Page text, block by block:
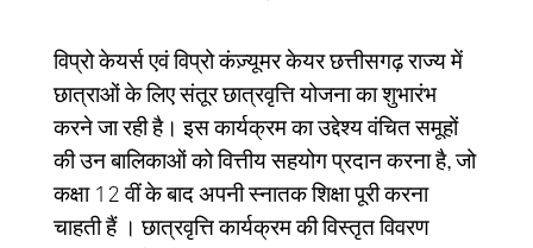
विप्रो केयर्स एवं विप्रो कंज़्यूमर केयर छत्तीसगढ़ राज्य में
छात्राओं के लिए संतूर छात्रवृत्ति योजना का शुभारंभ
करने जा रही है। इस कार्यक्रम का उद्देश्य वंचित समूहों
की उन बालिकाओं को वित्तीय सहयोग प्रदान करना है, जो
कक्षा 12 वीं के बाद अपनी स्नातक शिक्षा पूरी करना
चाहती हैं । छात्रवृत्ति कार्यक्रम की विस्तृत विवरण